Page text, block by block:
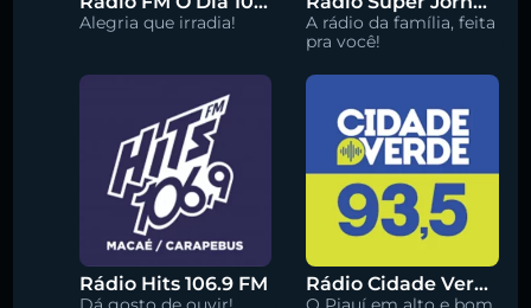
Alegria que irradia!
A rádio da família, feita
pra você!
Rádio Hits 106.9 FM Rádio Cidade Verde 93.5 FM